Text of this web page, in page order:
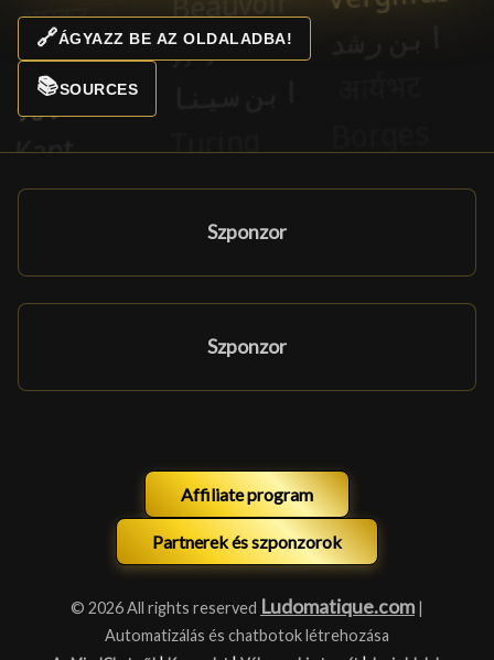
🔗ÁGYAZZ BE AZ OLDALADBA!
📚SOURCES
Szponzor
Szponzor
Affiliate program
Partnerek és szponzorok
© 2026 All rights reserved Ludomatique.com |
Automatizálás és chatbotok létrehozása